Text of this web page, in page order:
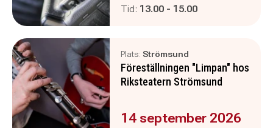
Tid: Pågår mellan
13.00 - och
15.00
Plats: Strömsund
Föreställningen "Limpan" hos
Riksteatern Strömsund
Evenemanget är :
14 september 2026